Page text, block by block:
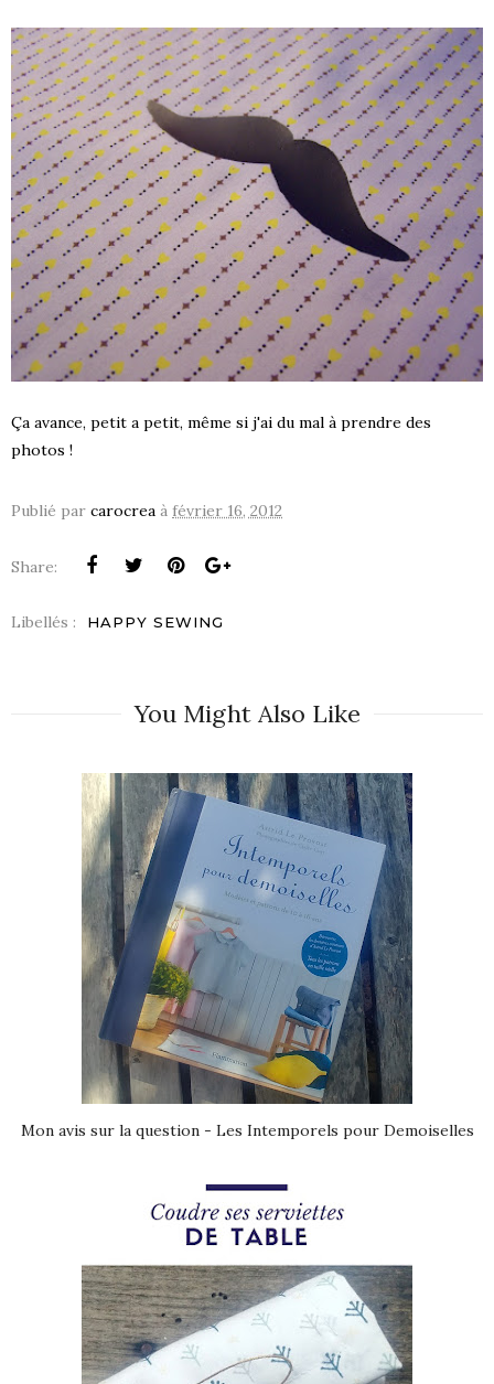
Ça avance, petit a petit, même si j'ai du mal à prendre des
photos !
Publié par carocrea à février 16, 2012
Share:
Libellés : HAPPY SEWING
You Might Also Like
Mon avis sur la question - Les Intemporels pour Demoiselles